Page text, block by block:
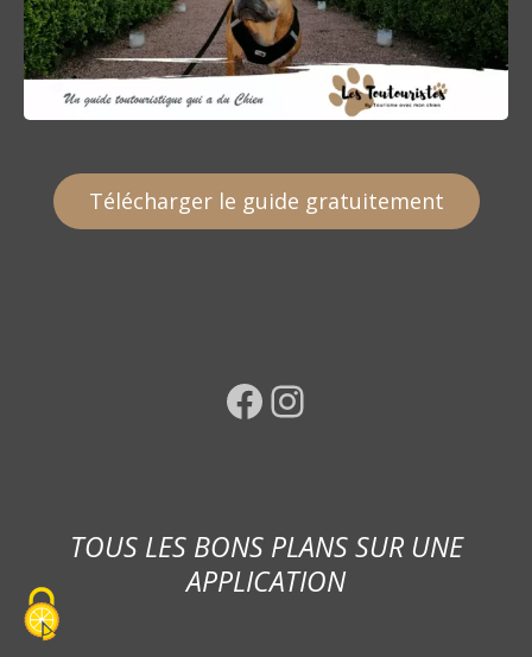
e
Télécharger le guide gratuitement
Facebook Instagram
TOUS LES BONS PLANS SUR UNE
APPLICATION